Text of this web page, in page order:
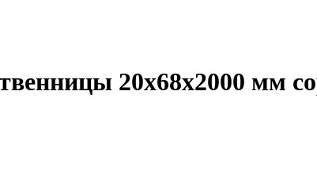
20х68х2000 мм